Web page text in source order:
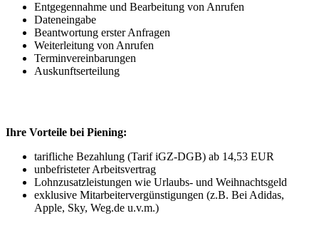
Entgegennahme und Bearbeitung von Anrufen
Dateneingabe
Beantwortung erster Anfragen
Weiterleitung von Anrufen
Terminvereinbarungen
Auskunftserteilung
Ihre Vorteile bei Piening:
tarifliche Bezahlung (Tarif iGZ-DGB) ab 14,53 EUR
unbefristeter Arbeitsvertrag
Lohnzusatzleistungen wie Urlaubs- und Weihnachtsgeld
exklusive Mitarbeitervergünstigungen (z.B. Bei Adidas,
Apple, Sky, Weg.de u.v.m.)